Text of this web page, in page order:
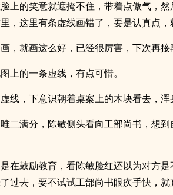
上的笑意就遮掩不住，带着点傲气，
，这里有条虚线画错了，要是认真点，
，就画这么好，已经很厉害，下次再接
上的一条虚线，有点可惜。
线，下意识朝着桌案上的木块看去，浑
二满分，陈敏侧头看向工部尚书，想
在鼓励教育，看陈敏脸红还以为对方是
过去，要不试试工部尚书眼疾手快，就